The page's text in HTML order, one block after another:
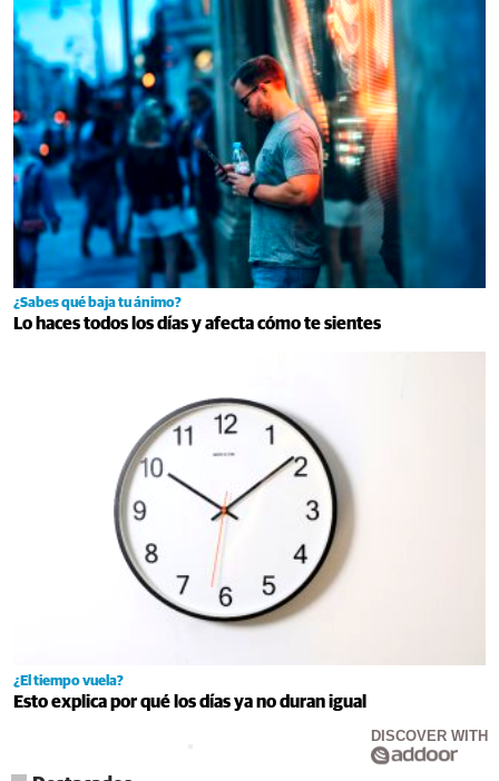
¿Sabes qué baja tu ánimo?
Lo haces todos los días y afecta cómo te sientes
¿El tiempo vuela?
Esto explica por qué los días ya no duran igual
DISCOVER WITH